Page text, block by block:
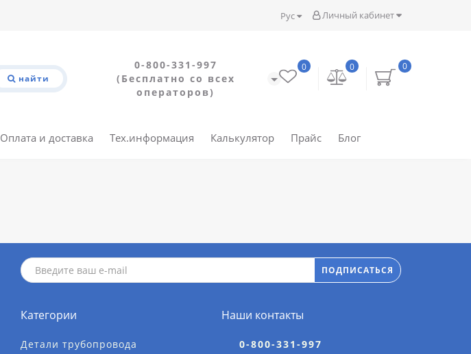
Личный кабинет
Рус
найти
0-800-331-997
(Бесплатно со всех
операторов)
0
0
0
Оплата и доставка Тех.информация Калькулятор Прайс Блог
ПОДПИСАТЬСЯ
Категории
Детали трубопровода
Наши контакты
0-800-331-997